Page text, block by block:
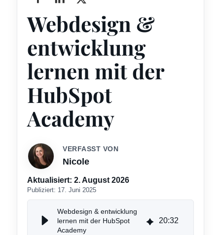
Webdesign &
entwicklung
lernen mit der
HubSpot
Academy
VERFASST VON
Nicole
Aktualisiert: 2. August 2026
Publiziert: 17. Juni 2025
Webdesign & entwicklung
lernen mit der HubSpot
Academy
20:32